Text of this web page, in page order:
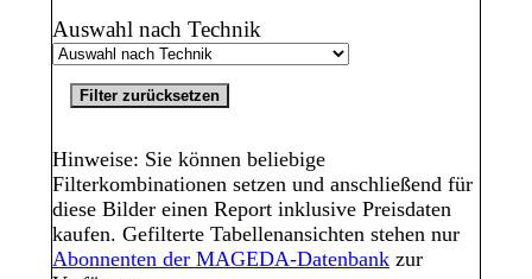
Auswahl nach Technik
Hinweise: Sie können beliebige
Filterkombinationen setzen und anschließend für
diese Bilder einen Report inklusive Preisdaten
kaufen. Gefilterte Tabellenansichten stehen nur
Abonnenten der MAGEDA-Datenbank zur